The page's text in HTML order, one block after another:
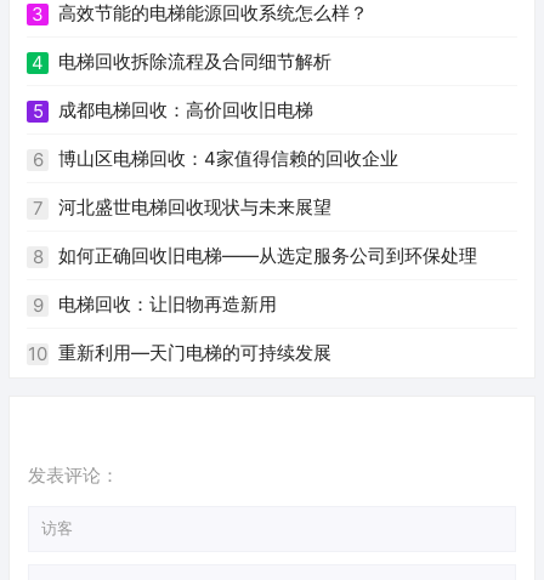
3 高效节能的电梯能源回收系统怎么样？
4 电梯回收拆除流程及合同细节解析
5 成都电梯回收：高价回收旧电梯
6 博山区电梯回收：4家值得信赖的回收企业
7 河北盛世电梯回收现状与未来展望
8 如何正确回收旧电梯——从选定服务公司到环保处理
9 电梯回收：让旧物再造新用
10 重新利用—天门电梯的可持续发展
发表评论：